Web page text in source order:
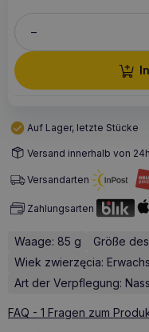
–
Auf Lager, letzte Stücke
Versand innerhalb von 24h
Versandarten
Zahlungsarten
Waage: 85 g
Größe
Wiek zwierzęcia:
Art der Verpflegung: Nass
FAQ - 1 Fragen zum